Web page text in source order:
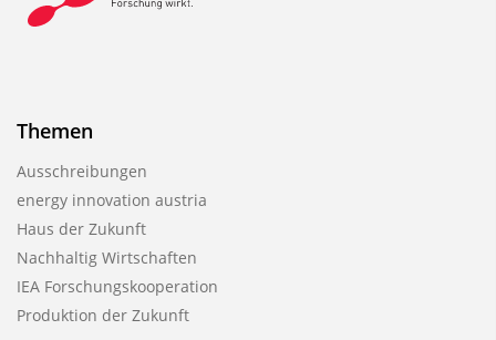
Themen
Ausschreibungen
energy innovation austria
Haus der Zukunft
Nachhaltig Wirtschaften
IEA Forschungs­kooperation
Produktion der Zukunft